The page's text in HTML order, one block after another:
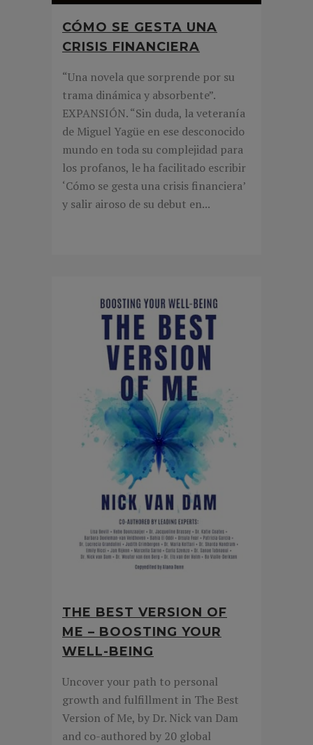
CÓMO SE GESTA UNA
CRISIS FINANCIERA
“Una novela que sorprende por su
trama dinámica y absorbente”.
EXPANSIÓN. “Sin duda, la veteranía
de Miguel Yagüe en ese desconocido
mundo en toda su complejidad para
los profanos, le ha facilitado escribir
‘Cómo se gesta una crisis financiera’
y salir airoso de su debut en...
THE BEST VERSION OF
ME – BOOSTING YOUR
WELL-BEING
Uncover your path to personal
growth and fulfillment in The Best
Version of Me, by Dr. Nick van Dam
and co-authored by 20 global